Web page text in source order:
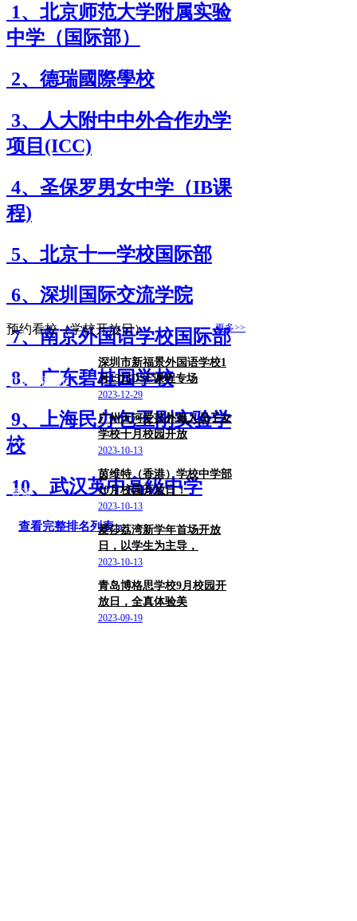
1、北京师范大学附属实验
中学（国际部）
2、德瑞國際學校
3、人大附中中外合作办学
项目(ICC)
4、圣保罗男女中学（IB课
程)
5、北京十一学校国际部
6、深圳国际交流学院
7、南京外国语学校国际部
8、广东碧桂园学校
9、上海民办包玉刚实验学
校
10、武汉英中高级中学
查看完整排名列表 »
预约看校（学校开放日） 更多>>
广东/深圳市
深圳市新福景外国语学校1
月13日DSE课程专场
2023-12-29
广东
广州天河爱莎外籍人员子女
学校十月校园开放
2023-10-13
香港
茵维特（香港）学校中学部
10月校园开放日！
2023-10-13
爱莎荔湾新学年首场开放
日，以学生为主导，
2023-10-13
青岛博格思学校9月校园开
放日，全真体验美
2023-09-19